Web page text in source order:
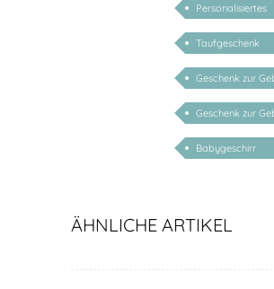
Personalisiertes
Geschenk zur
Taufgeschenk
personalisiert
Geschenk zur
Mädchen
Geschenk zur
Junge
Babygeschirr
ÄHNLICHE ARTIKEL